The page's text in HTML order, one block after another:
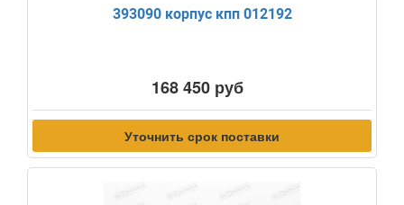
393090 корпус кпп 012192
168 450 руб
Уточнить срок поставки